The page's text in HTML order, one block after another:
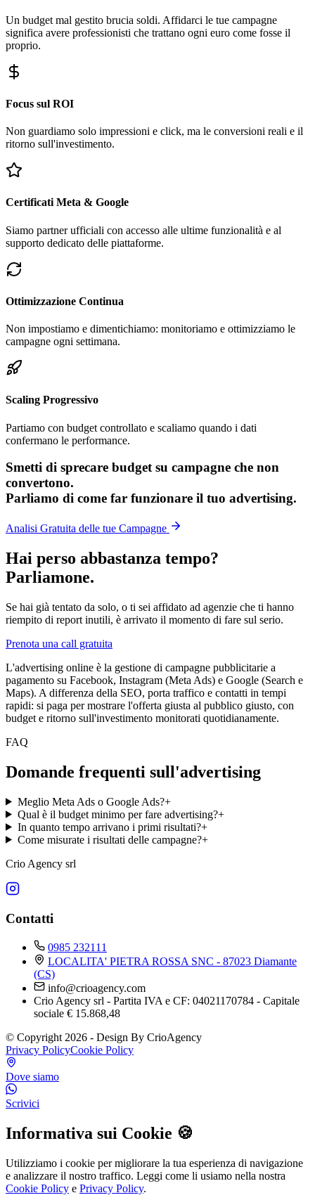
Un budget mal gestito brucia soldi. Affidarci le tue campagne
significa avere professionisti che trattano ogni euro come fosse il
proprio.
Focus sul ROI
Non guardiamo solo impressioni e click, ma le conversioni reali e il
ritorno sull'investimento.
Certificati Meta & Google
Siamo partner ufficiali con accesso alle ultime funzionalità e al
supporto dedicato delle piattaforme.
Ottimizzazione Continua
Non impostiamo e dimentichiamo: monitoriamo e ottimizziamo le
campagne ogni settimana.
Scaling Progressivo
Partiamo con budget controllato e scaliamo quando i dati
confermano le performance.
Smetti di sprecare budget su campagne che non
convertono.
Parliamo di come far funzionare il tuo advertising.
Analisi Gratuita delle tue Campagne
Hai perso abbastanza tempo?
Parliamone.
Se hai già tentato da solo, o ti sei affidato ad agenzie che ti hanno
riempito di report inutili, è arrivato il momento di fare sul serio.
Prenota una call gratuita
L'advertising online è la gestione di campagne pubblicitarie a
pagamento su Facebook, Instagram (Meta Ads) e Google (Search e
Maps). A differenza della SEO, porta traffico e contatti in tempi
rapidi: si paga per mostrare l'offerta giusta al pubblico giusto, con
budget e ritorno sull'investimento monitorati quotidianamente.
FAQ
Domande frequenti sull'advertising
Meglio Meta Ads o Google Ads?+
Qual è il budget minimo per fare advertising?+
In quanto tempo arrivano i primi risultati?+
Come misurate i risultati delle campagne?+
Crio Agency srl
Contatti
0985 232111
LOCALITA' PIETRA ROSSA SNC - 87023 Diamante
(CS)
info@crioagency.com
Crio Agency srl - Partita IVA e CF: 04021170784 - Capitale
sociale € 15.868,48
© Copyright 2026 - Design By CrioAgency
Privacy PolicyCookie Policy
Dove siamo
Scrivici
Informativa sui Cookie 🍪
Utilizziamo i cookie per migliorare la tua esperienza di navigazione
e analizzare il nostro traffico. Leggi come li usiamo nella nostra
Cookie Policy e Privacy Policy.